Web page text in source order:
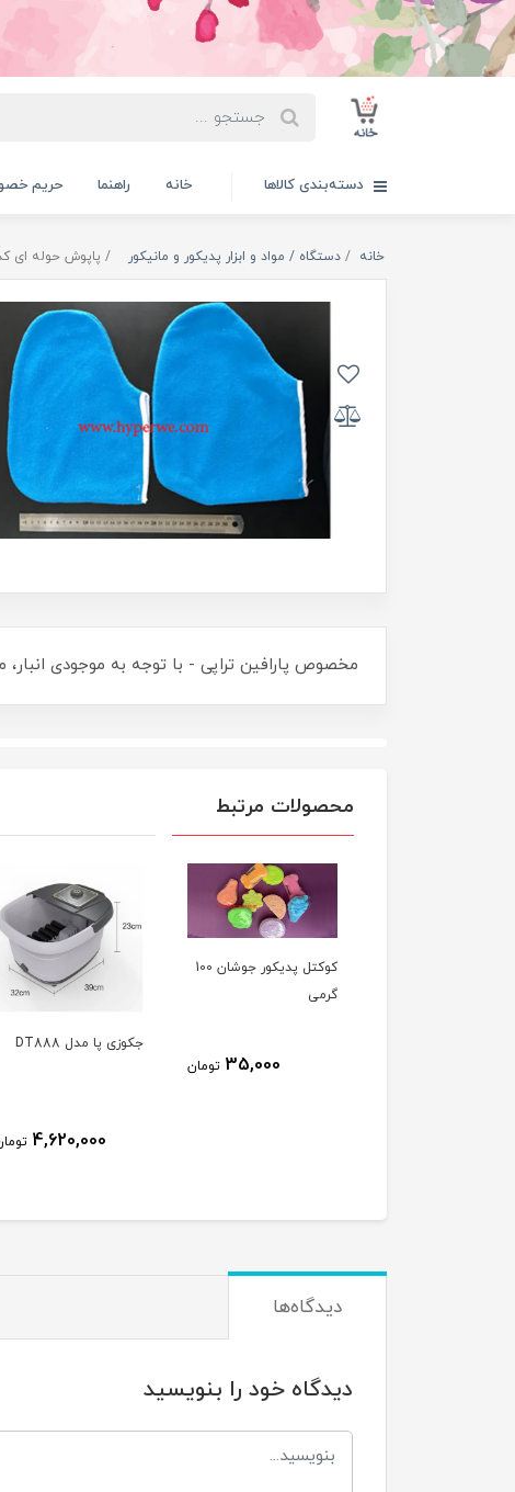
دسته‌بندی کالاها خانه راهنما حریم
خانه دستگاه / مواد و ابزار پدیکور و مانیکور پاپوش حوله ای کد
مخصوص پارافین تراپی - با توجه به موجودی
محصولات مرتبط
پد بين انگشت پديکور
دیدگاه‌ها
دیدگاه خود را بنویسید